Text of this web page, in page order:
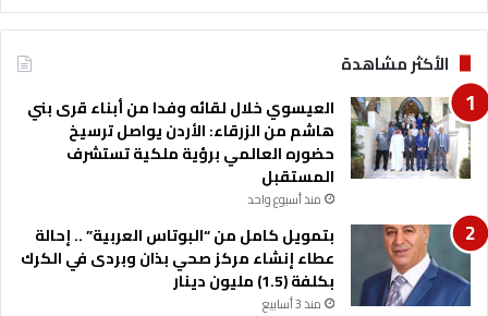
ر
ج
م
خ
ا
ل
ف
الأكثر مشاهدة
العيسوي خلال لقائه وفدا من أبناء قرى بني
هاشم من الزرقاء: الأردن يواصل ترسيخ
حضوره العالمي برؤية ملكية تستشرف
المستقبل
منذ أسبوع واحد
بتمويل كامل من “البوتاس العربية” .. إحالة
عطاء إنشاء مركز صحي بذان وبردى في الكرك
بكلفة (1.5) مليون دينار
منذ 3 أسابيع